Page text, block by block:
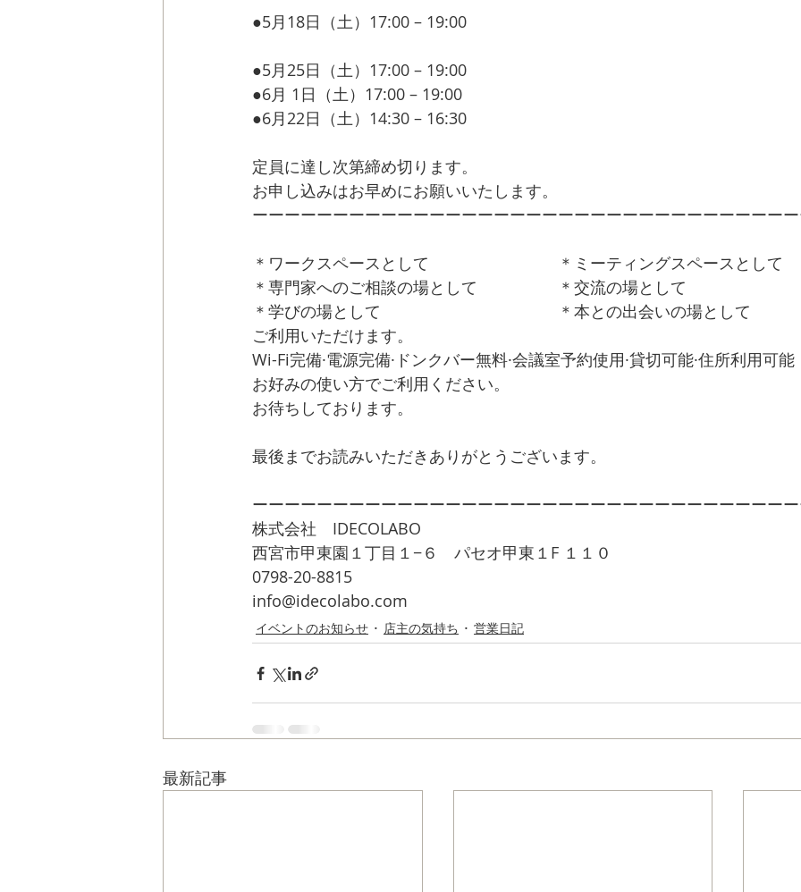
●5月18日（土）17:00 – 19:00
●5月25日（土）17:00 – 19:00
●6月 1日（土）17:00 – 19:00
●6月22日（土）14:30 – 16:30
定員に達し次第締め切ります。
お申し込みはお早めにお願いいたします。
ーーーーーーーーーーーーーーーーーーーーーーーーーーーーーーーーー
＊ワークスペースとして　　　　　　　　＊ミーティングスペースとして
＊専門家へのご相談の場として　　　　　＊交流の場として
＊学びの場として　　　　　　　　　　　＊本との出会いの場として
ご利用いただけます。
Wi-Fi完備·電源完備·ドンクバー無料·会議室予約使用·貸切可能·住所利用可能
お好みの使い方でご利用ください。
お待ちしております。
最後までお読みいただきありがとうございます。
ーーーーーーーーーーーーーーーーーーーーーーーーーーーーーーーーー
株式会社　IDECOLABO
西宮市甲東園１丁目１−６　パセオ甲東１F １１０
0798-20-8815
info@idecolabo.com
イベントのお知らせ 店主の気持ち 営業日記
最新記事